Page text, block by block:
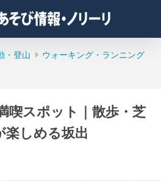
・登山 ウォーキング・ランニング
喫スポット｜散歩・芝
楽しめる坂出